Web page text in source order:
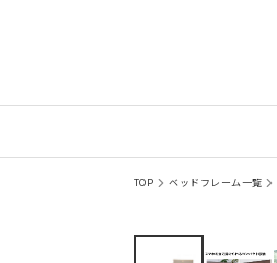
TOP ベッドフレーム一覧